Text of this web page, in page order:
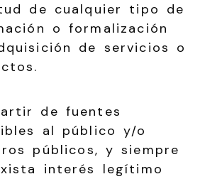
de cualquier tipo de
o formalización
de servicios o
de fuentes
al público y/o
públicos, y siempre
interés legítimo